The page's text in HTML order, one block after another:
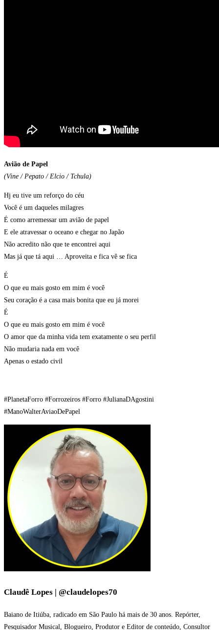
Avião de Papel
(Vine / Pepato / Elcio / Tchula)
Hj eu tive um reforço do céu
Você é um daqueles milagres
É como arremessar um avião de papel
E ele atravessar o oceano e chegar no Japão
Não acredito não que te encontrei aqui
Mas já que tá aqui … Aproveita e fica vê se fica
É
O que eu mais gosto em mim é você
Seu coração é a casa mais bonita que eu já morei
É
O que eu mais gosto em mim é você
O amor que da minha vida tem exatamente o seu perfil
Não mudaria nada em você
Apenas o estado civil
#PlanetaForro #Forrozeiros #Forro #JulianaDAgostini
#ManoWalterAviaoDePapel
Claudê Lopes | @claudelopes70
Baiano de Itiúba, radicado em São Paulo há mais de 30 anos. Repórter,
Pesquisador Musical, Blogueiro, Produtor e Editor de conteúdo, Consultor